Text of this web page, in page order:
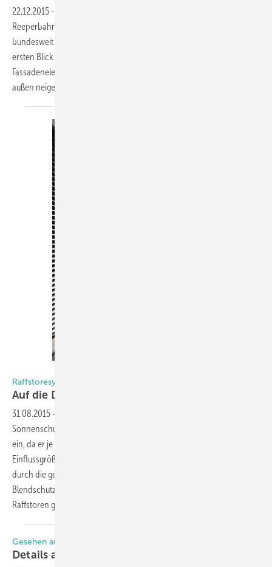
22.12.2015 -
Reeperbahn in Hamburg: zwei Hochhäuser, deren inzwischen
bundesweit bekannte Bezeichnung „Tanzende Türme“ schon auf den
ersten Blick nachvollziehbar ist. Ein Detail im Inneren der
Fassadenelemente erlaubt es, selbst in den sich nach innen und
außen neigenden Fassadenteilen Drehfenster
Raffstoresysteme schaFfen bis zu 25 m/s Windbelastung
Auf die Details kommt es
31.08.2015 -
Sonnenschutzes. Der Wind nimmt dabei eine ganz besondere Stellung
ein, da er je nach Gebäudelage und Bauart eine ständige
Einflussgröße bei der Nutzung des Sonnenschutzes sein kann. Weil
durch die gestiegenen Anforderungen der Nutzer an Sonnen- und
Blendschutz auch die Ansprüche an die mechanische Stabilität von
Raffstoren gestiegen sind, haben die Hersteller
Gesehen auf der glasstec
Details als